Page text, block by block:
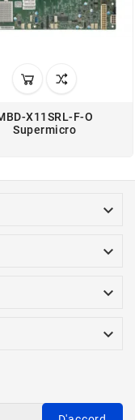
X11SRL-F-O
Supermicro



